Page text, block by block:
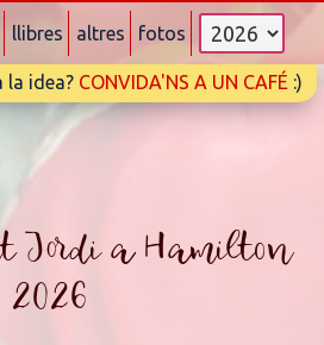
llibres altres fotos
la idea? CONVIDA'NS A UN CAFÉ :)
Jordi a Hamilton
2026